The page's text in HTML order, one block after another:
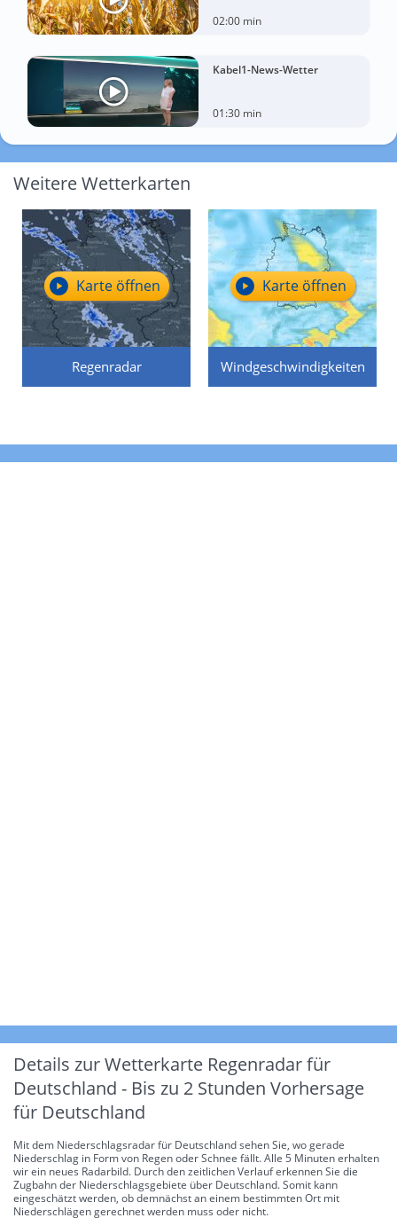
02:00 min
Kabel1-News-Wetter
01:30 min
Weitere Wetterkarten
Regenradar
Karte öffnen
Windgeschwindigkeiten
Karte öffnen
Details zur Wetterkarte Regenradar für
Deutschland - Bis zu 2 Stunden Vorhersage
für Deutschland
Mit dem Niederschlagsradar für Deutschland sehen Sie, wo gerade
Niederschlag in Form von Regen oder Schnee fällt. Alle 5 Minuten erhalten
wir ein neues Radarbild. Durch den zeitlichen Verlauf erkennen Sie die
Zugbahn der Niederschlagsgebiete über Deutschland. Somit kann
eingeschätzt werden, ob demnächst an einem bestimmten Ort mit
Niederschlägen gerechnet werden muss oder nicht.